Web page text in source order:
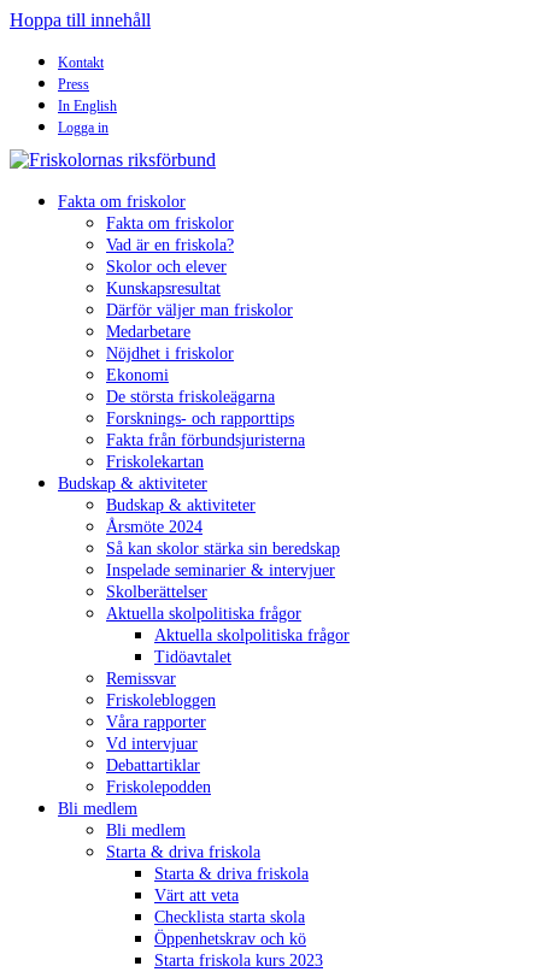
Hoppa till innehåll
Kontakt
Press
In English
Logga in
Fakta om friskolor
Fakta om friskolor
Vad är en friskola?
Skolor och elever
Kunskapsresultat
Därför väljer man friskolor
Medarbetare
Nöjdhet i friskolor
Ekonomi
De största friskoleägarna
Forsknings- och rapporttips
Fakta från förbundsjuristerna
Friskolekartan
Budskap & aktiviteter
Budskap & aktiviteter
Årsmöte 2024
Så kan skolor stärka sin beredskap
Inspelade seminarier & intervjuer
Skolberättelser
Aktuella skolpolitiska frågor
Aktuella skolpolitiska frågor
Tidöavtalet
Remissvar
Friskolebloggen
Våra rapporter
Vd intervjuar
Debattartiklar
Friskolepodden
Bli medlem
Bli medlem
Starta & driva friskola
Starta & driva friskola
Värt att veta
Checklista starta skola
Öppenhetskrav och kö
Starta friskola kurs 2023